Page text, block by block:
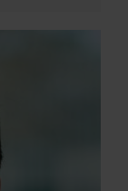
scala
als
en